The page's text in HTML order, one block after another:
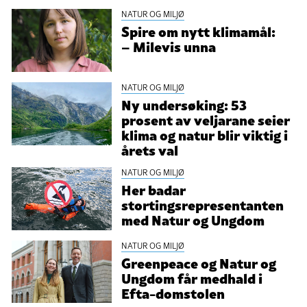
NATUR OG MILJØ
Spire om nytt klimamål:
– Milevis unna
NATUR OG MILJØ
Ny undersøking: 53
prosent av veljarane seier
klima og natur blir viktig i
årets val
NATUR OG MILJØ
Her badar
stortingsrepresentanten
med Natur og Ungdom
NATUR OG MILJØ
Greenpeace og Natur og
Ungdom får medhald i
Efta-domstolen